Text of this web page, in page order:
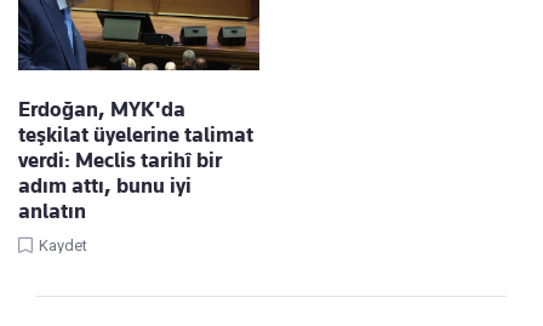
Erdoğan, MYK'da
teşkilat üyelerine talimat
verdi: Meclis tarihî bir
adım attı, bunu iyi
anlatın
Kaydet